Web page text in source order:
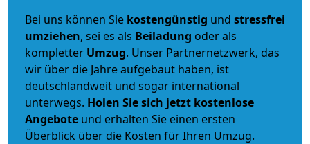
Bei uns können Sie kostengünstig und stressfrei
umziehen, sei es als Beiladung oder als
kompletter Umzug. Unser Partnernetzwerk, das
wir über die Jahre aufgebaut haben, ist
deutschlandweit und sogar international
unterwegs. Holen Sie sich jetzt kostenlose
Angebote und erhalten Sie einen ersten
Überblick über die Kosten für Ihren Umzug.